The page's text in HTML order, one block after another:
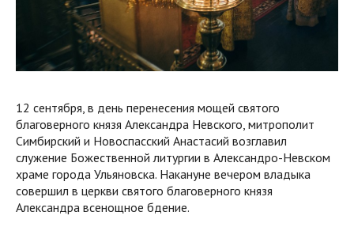
12 сентября, в день перенесения мощей святого
благоверного князя Александра Невского, митрополит
Симбирский и Новоспасский Анастасий возглавил
служение Божественной литургии в Александро-Невском
храме города Ульяновска. Накануне вечером владыка
совершил в церкви святого благоверного князя
Александра всенощное бдение.